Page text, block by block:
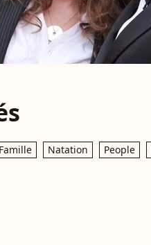
Famille Natation People